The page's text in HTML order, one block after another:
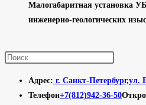
Малогабаритная установка
инженерно-геологических
Адрес: г. Санкт-Петербург,ул.
Телефон+7(812)942-36-50